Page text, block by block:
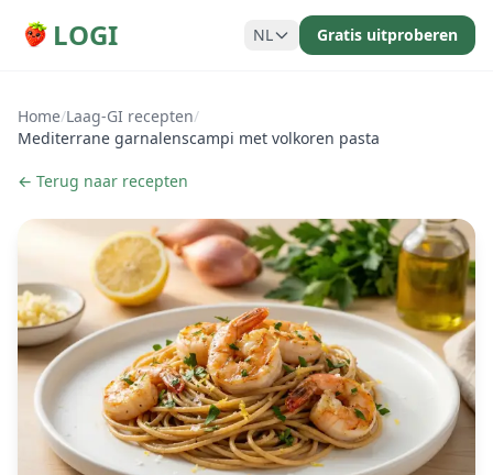
LOGI NL Gratis uitproberen
Home/Laag-GI recepten/
Mediterrane garnalenscampi met volkoren pasta
← Terug naar recepten